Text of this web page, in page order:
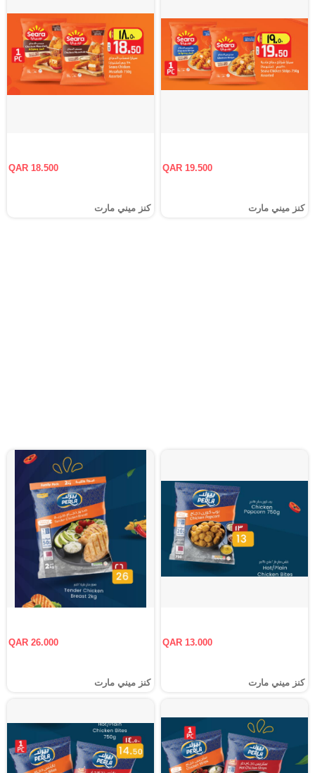
QAR 19.500
كنز ميني مارت
QAR 18.500
كنز ميني مارت
QAR 13.000
كنز ميني مارت
QAR 26.000
كنز ميني مارت